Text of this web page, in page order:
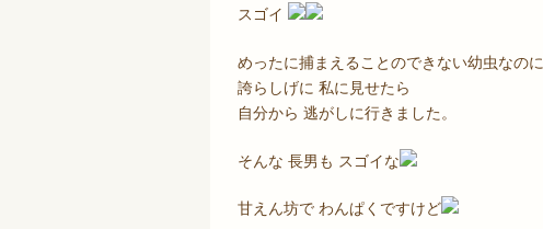
スゴイ
めったに捕まえることのできない幼虫なのに
誇らしげに 私に見せたら
自分から 逃がしに行きました。
そんな 長男も スゴイな
甘えん坊で わんぱくですけど